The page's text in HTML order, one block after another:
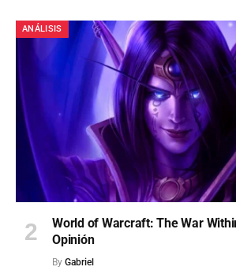
ANÁLISIS
World of Warcraft: The War
Opinión
By Gabriel